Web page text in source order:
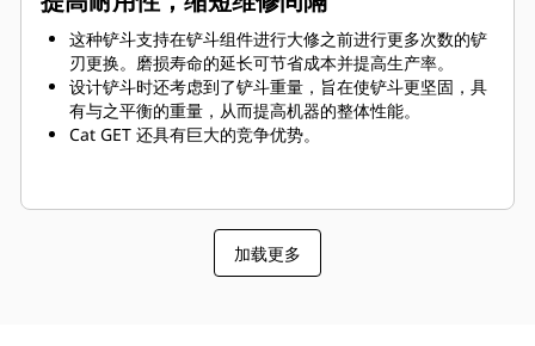
这种铲斗支持在铲斗组件进行大修之前进行更多次数的铲
刃更换。磨损寿命的延长可节省成本并提高生产率。
设计铲斗时还考虑到了铲斗重量，旨在使铲斗更坚固，具
有与之平衡的重量，从而提高机器的整体性能。
Cat GET 还具有巨大的竞争优势。
加载更多